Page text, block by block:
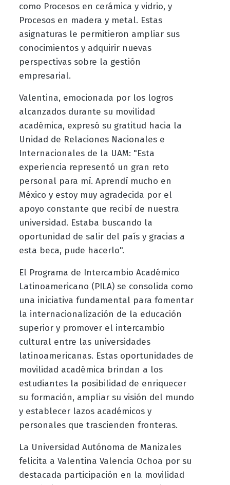
como Procesos en cerámica y vidrio, y
Procesos en madera y metal. Estas
asignaturas le permitieron ampliar sus
conocimientos y adquirir nuevas
perspectivas sobre la gestión
empresarial.
Valentina, emocionada por los logros
alcanzados durante su movilidad
académica, expresó su gratitud hacia la
Unidad de Relaciones Nacionales e
Internacionales de la UAM: "Esta
experiencia representó un gran reto
personal para mí. Aprendí mucho en
México y estoy muy agradecida por el
apoyo constante que recibí de nuestra
universidad. Estaba buscando la
oportunidad de salir del país y gracias a
esta beca, pude hacerlo".
El Programa de Intercambio Académico
Latinoamericano (PILA) se consolida como
una iniciativa fundamental para fomentar
la internacionalización de la educación
superior y promover el intercambio
cultural entre las universidades
latinoamericanas. Estas oportunidades de
movilidad académica brindan a los
estudiantes la posibilidad de enriquecer
su formación, ampliar su visión del mundo
y establecer lazos académicos y
personales que trascienden fronteras.
La Universidad Autónoma de Manizales
felicita a Valentina Valencia Ochoa por su
destacada participación en la movilidad